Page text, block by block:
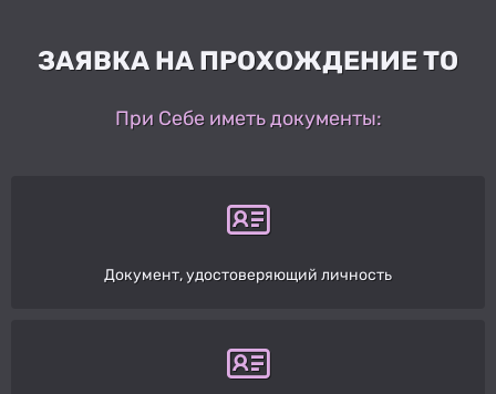
ЗАЯВКА НА ПРОХОЖДЕНИЕ ТО
При Себе иметь документы:
Документ, удостоверяющий личность